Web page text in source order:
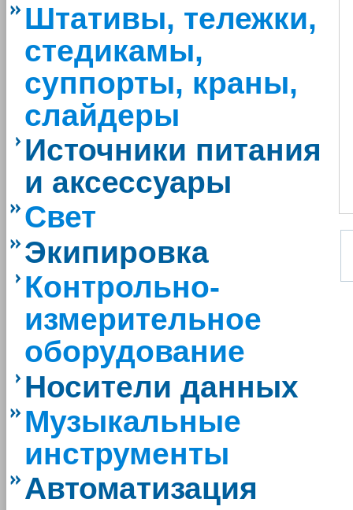
Штативы, тележки,
стедикамы,
суппорты, краны,
слайдеры
Источники питания
и аксессуары
Свет
Экипировка
Контрольно-
измерительное
оборудование
Носители данных
Музыкальные
инструменты
Автоматизация